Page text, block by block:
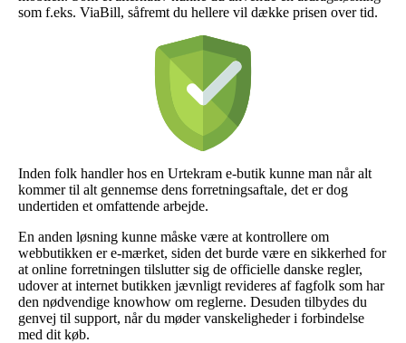
som f.eks. ViaBill, såfremt du hellere vil dække prisen over tid.
Inden folk handler hos en Urtekram e-butik kunne man når alt
kommer til alt gennemse dens forretningsaftale, det er dog
undertiden et omfattende arbejde.
En anden løsning kunne måske være at kontrollere om
webbutikken er e-mærket, siden det burde være en sikkerhed for
at online forretningen tilslutter sig de officielle danske regler,
udover at internet butikken jævnligt revideres af fagfolk som har
den nødvendige knowhow om reglerne. Desuden tilbydes du
genvej til support, når du møder vanskeligheder i forbindelse
med dit køb.